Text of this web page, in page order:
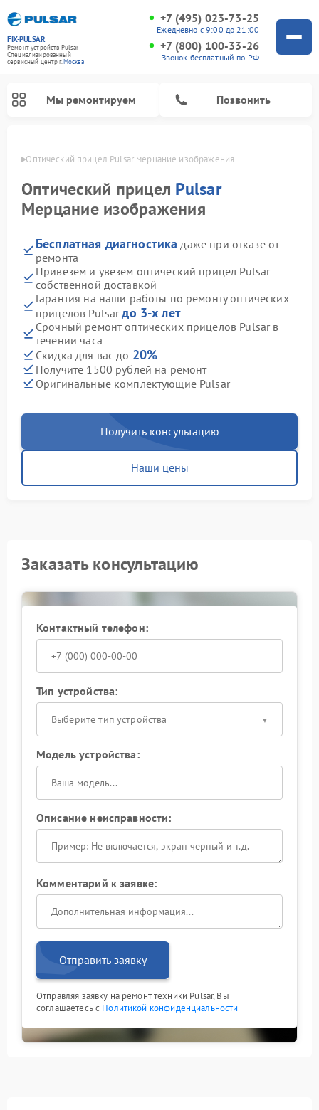
FIX-PULSAR
Ремонт устройств Pulsar
Специализированный
cервисный центр г.Москва
+7 (495) 023-73-25
Ежедневно с 9:00 до 21:00
+7 (800) 100-33-26
Звонок бесплатный по РФ
Мы ремонтируем Позвонить
Оптический прицел Pulsar мерцание изображения
Оптический прицел Pulsar
Мерцание изображения
Бесплатная диагностика даже при отказе от
ремонта
Привезем и увезем оптический прицел Pulsar
собственной доставкой
Гарантия на наши работы по ремонту оптических
прицелов Pulsarдо 3-х лет
Срочный ремонт оптических прицелов Pulsar в
течении часа
Скидка для вас до 20%
Получите 1500 рублей на ремонт
Оригинальные комплектующие Pulsar
Получить консультацию
Наши цены
Заказать консультацию
Контактный телефон:
Тип устройства:
Выберите тип устройства
Модель устройства:
Описание неисправности:
Комментарий к заявке:
Отправить заявку
Отправляя заявку на ремонт техники Pulsar, Вы
соглашаетесь с Политикой конфиденциальности